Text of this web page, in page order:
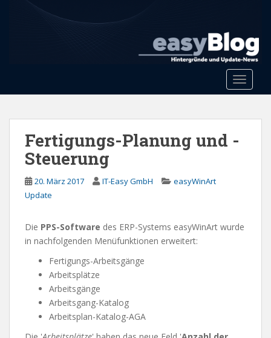
Toggle
Fertigungs-Planung und -
Steuerung
20. März 2017 IT-Easy GmbH
easyWinArt
Update
Die PPS-Software des ERP-Systems easyWinArt wurde
in nachfolgenden Menüfunktionen erweitert:
Fertigungs-Arbeitsgänge
Arbeitsplätze
Arbeitsgänge
Arbeitsgang-Katalog
Arbeitsplan-Katalog-AGA